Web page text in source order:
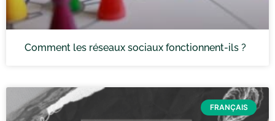
Comment les réseaux sociaux fonctionnent-ils ?
FRANÇAIS